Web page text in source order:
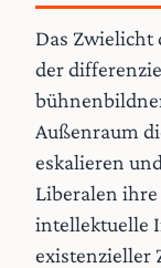
Das Zwielicht
der
Außenraum
eskalieren
Liberalen
intellektuelle
existenzieller